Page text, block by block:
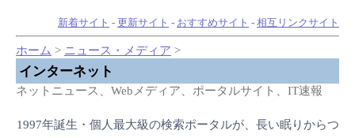
新着サイト - 更新サイト - おすすめサイト - 相互リンクサイト
ホーム > ニュース・メディア >
インターネット
ネットニュース、Webメディア、ポータルサイト、IT速報
1997年誕生・個人最大級の検索ポータルが、長い眠りからつ